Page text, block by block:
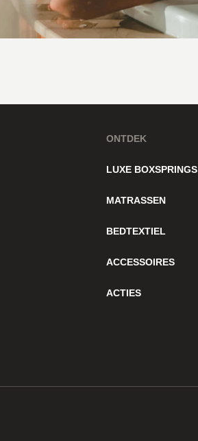
ONTDEK
LUXE BOXSPRINGS
MATRASSEN
BEDTEXTIEL
ACCESSOIRES
ACTIES